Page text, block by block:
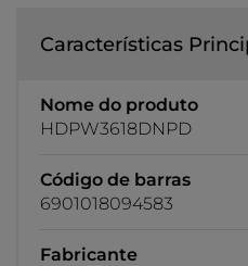
Características
Nome do produto
HDPW3618DNPD
Código de barras
6901018094583
Fabricante